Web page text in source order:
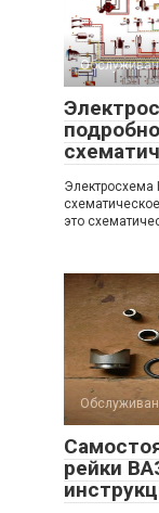
Электросхема
это
рейки